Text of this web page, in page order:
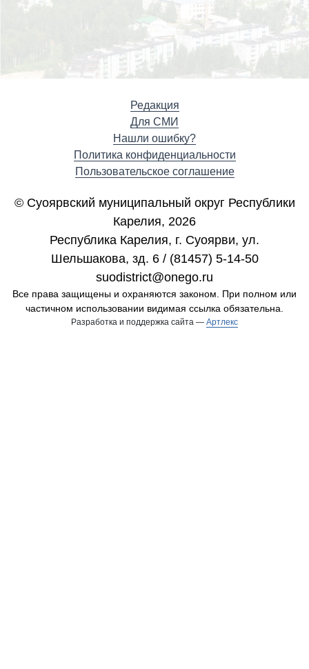
Редакция
Для СМИ
Нашли ошибку?
Политика конфиденциальности
Пользовательское соглашение
© Суоярвский муниципальный округ Республики
Карелия, 2026
Республика Карелия, г. Cуоярви, ул.
Шельшакова, зд. 6 / (81457) 5-14-50
suodistrict@onego.ru
Все права защищены и охраняются законом. При полном или
частичном использовании видимая ссылка обязательна.
Разработка и поддержка сайта — Артлекс